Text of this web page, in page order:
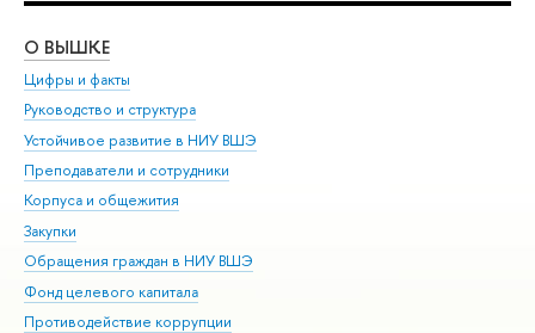
О ВЫШКЕ
Цифры и факты
Руководство и структура
Устойчивое развитие в НИУ ВШЭ
Преподаватели и сотрудники
Корпуса и общежития
Закупки
Обращения граждан в НИУ ВШЭ
Фонд целевого капитала
Противодействие коррупции